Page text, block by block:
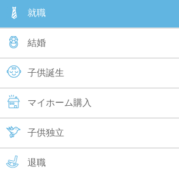
就職
結婚
子供誕生
マイホーム購入
子供独立
退職